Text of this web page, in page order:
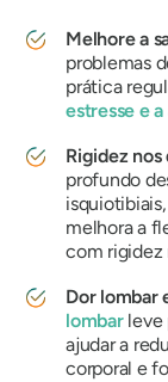
Melhore a
problemas
prática
estresse e
Rigidez nos
profundo
melhora a
com rigidez
Dor lombar
lombarleve
ajudar a
corporal e